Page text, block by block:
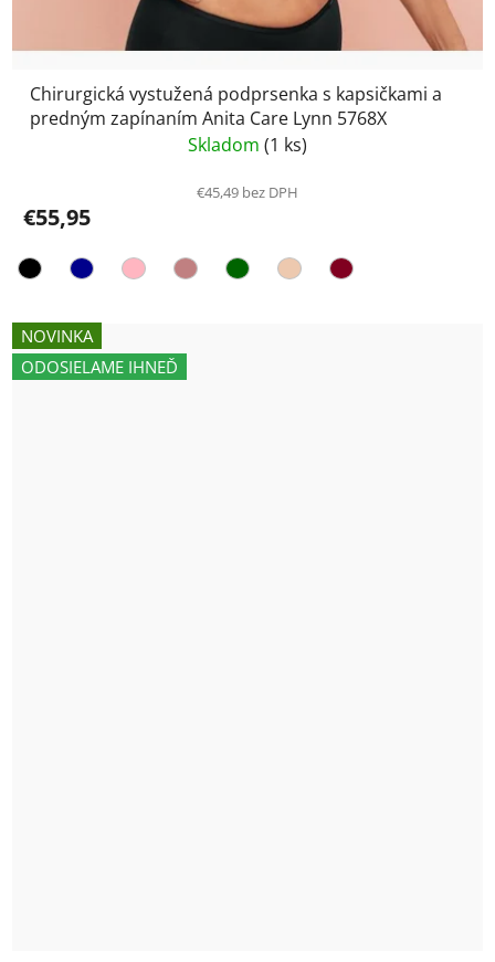
Chirurgická vystužená podprsenka s kapsičkami a
predným zapínaním Anita Care Lynn 5768X
Skladom (1 ks)
€45,49 bez DPH
€55,95
NOVINKA
ODOSIELAME IHNEĎ